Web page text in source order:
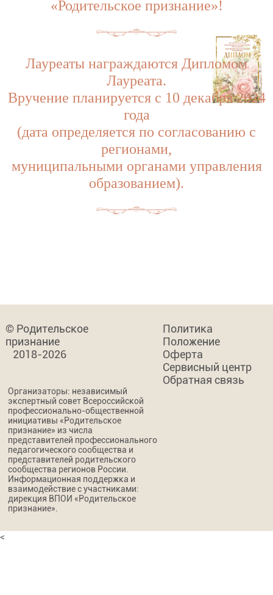
«Родительское признание»!
Лауреаты награждаются Дипломом
Лауреата.
Вручение планируется с 10 декабря 2024
года
(дата определяется по согласованию с
регионами,
муниципальными органами управления
образованием).
© Родительское
признание
2018-2026
Политика
Положение
Оферта
Сервисный центр
Обратная связь
Организаторы: независимый
экспертный совет Всероссийской
профессионально-общественной
инициативы «Родительское
признание» из числа
представителей профессионального
педагогического сообщества и
представителей родительского
сообщества регионов России.
Информационная поддержка и
взаимодействие с участниками:
дирекция ВПОИ «Родительское
признание».
<